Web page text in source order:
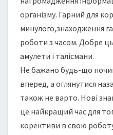
організму. Гарний для
минулого,знаходження
роботи з часом. Добре
амулети і талісмани.
Не бажано будь-що
вперед, а оглянутися
також не варто. Нові
це найкращий час для
корективи в свою роботу